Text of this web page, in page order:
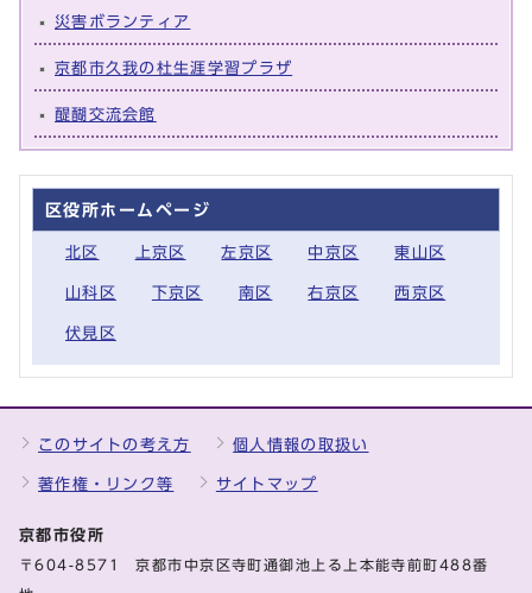
災害ボランティア
京都市久我の杜生涯学習プラザ
醍醐交流会館
区役所ホームページ
北区 上京区 左京区 中京区 東山区
山科区 下京区 南区 右京区 西京区
伏見区
このサイトの考え方 個人情報の取扱い
著作権・リンク等 サイトマップ
京都市役所
〒604-8571 京都市中京区寺町通御池上る上本能寺前町488番